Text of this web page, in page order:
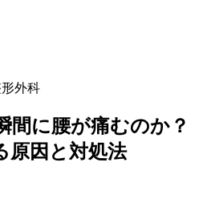
外科
間に腰が痛むのか？
原因と対処法